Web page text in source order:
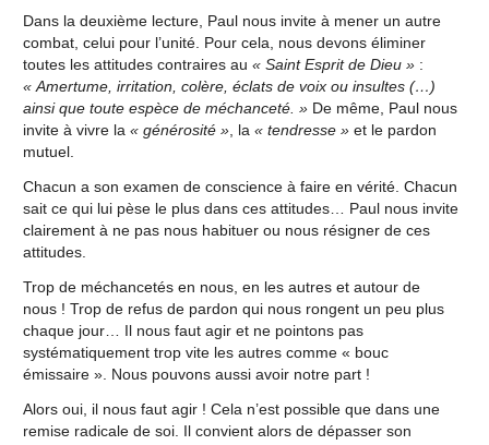
Dans la deuxième lecture, Paul nous invite à mener un autre
combat, celui pour l’unité. Pour cela, nous devons éliminer
toutes les attitudes contraires au « Saint Esprit de Dieu »:
« Amertume, irritation, colère, éclats de voix ou insultes (…)
ainsi que toute espèce de méchanceté. »De même, Paul nous
invite à vivre la « générosité », la « tendresse »et le pardon
mutuel.
Chacun a son examen de conscience à faire en vérité. Chacun
sait ce qui lui pèse le plus dans ces attitudes… Paul nous invite
clairement à ne pas nous habituer ou nous résigner de ces
attitudes.
Trop de méchancetés en nous, en les autres et autour de
nous ! Trop de refus de pardon qui nous rongent un peu plus
chaque jour… Il nous faut agir et ne pointons pas
systématiquement trop vite les autres comme « bouc
émissaire ». Nous pouvons aussi avoir notre part !
Alors oui, il nous faut agir ! Cela n’est possible que dans une
remise radicale de soi. Il convient alors de dépasser son